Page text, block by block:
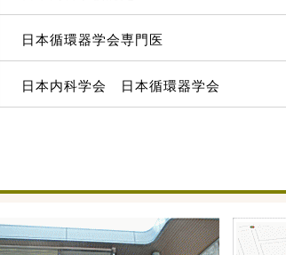
日本循環器学会専門医
日本内科学会 日本循環器学会